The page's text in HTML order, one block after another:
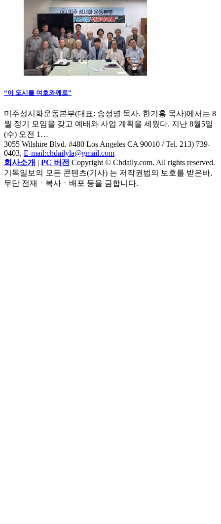
“이 도시를 여호와께로”
미주성시화운동본부(대표: 송정명 목사. 한기홍 목사)에서는 8
월 정기 모임을 갖고 예배와 사업 계획을 세웠다. 지난 8월5일
(수) 오전 1…
3055 Wilshire Blvd. #480 Los Angeles CA 90010 / Tel. 213) 739-
0403, E-mail:chdailyla@gmail.com
회사소개 | PC 버전 Copyright © Chdaily.com. All rights reserved.
기독일보의 모든 콘텐츠(기사) 는 저작권법의 보호를 받은바,
무단 전재ㆍ복사ㆍ배포 등을 금합니다.